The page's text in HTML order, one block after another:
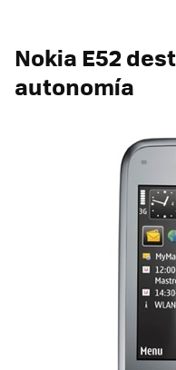
Nokia E52
autonomía